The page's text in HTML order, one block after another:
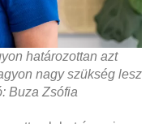
határozottan azt
nagy szükség lesz
Buza Zsófia